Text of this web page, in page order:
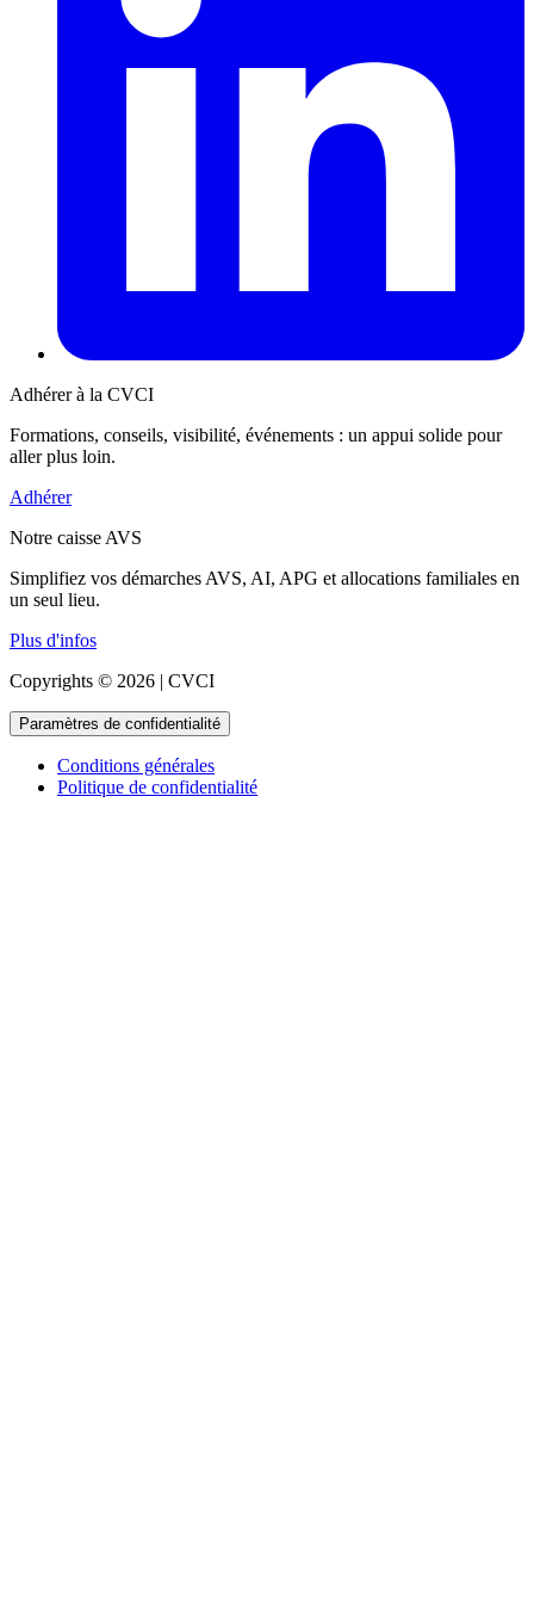
Adhérer à la CVCI
Formations, conseils, visibilité, événements : un appui solide pour
aller plus loin.
Adhérer
Notre caisse AVS
Simplifiez vos démarches AVS, AI, APG et allocations familiales en
un seul lieu.
Plus d'infos
Copyrights © 2026 | CVCI
Paramètres de confidentialité
Conditions générales
Politique de confidentialité